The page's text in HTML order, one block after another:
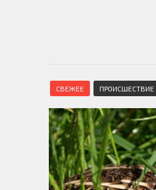
СВЕЖЕЕ ПРОИСШЕСТВИЕ